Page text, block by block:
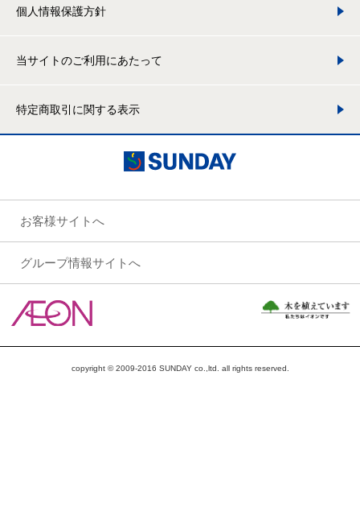
個人情報保護方針
当サイトのご利用にあたって
特定商取引に関する表示
お客様サイトへ
グループ情報サイトへ
copyright © 2009-2016 SUNDAY co.,ltd. all rights reserved.